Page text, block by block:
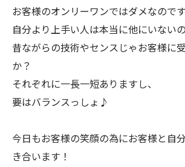
お客様のオンリーワンではダメなので
自分より上手い人は本当に他にいない
昔ながらの技術やセンスじゃお客様に
か？
それぞれに一長一短ありますし、
要はバランスっしょ♪
今日もお客様の笑顔の為にお客様と自
き合います！